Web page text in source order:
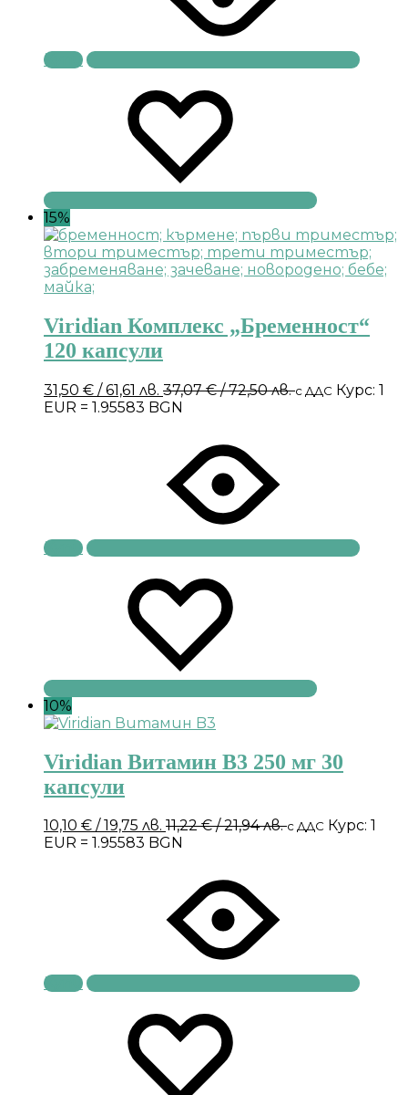
Купи
15%
Viridian Комплекс „Бременност“
120 капсули
31,50 € / 61,61 лв. 37,07€/ 72,50 лв.с ДДС Курс: 1
EUR = 1.95583 BGN
Купи
10%
Viridian Витамин B3 250 мг 30
капсули
10,10 € / 19,75 лв. 11,22€/ 21,94 лв.с ДДС Курс: 1
EUR = 1.95583 BGN
Купи